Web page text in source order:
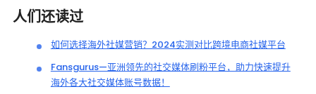
人们还读过
如何选择海外社媒营销？2024实测对比跨境电商社媒平台
Fansgurus—亚洲领先的社交媒体刷粉平台，助力快速提升
海外各大社交媒体账号数据！